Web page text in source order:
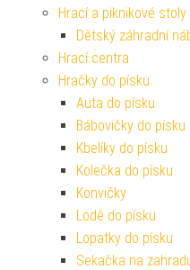
Hrací a piknikové stoly
Dětský záhradní
Hrací centra
Hračky do písku
Auta do písku
Bábovičky do písku
Kbelíky do písku
Kolečka do písku
Konvičky
Lodě do písku
Lopatky do písku
Sekačka na